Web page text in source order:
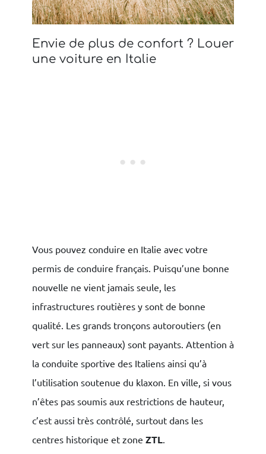
Envie de plus de confort ? Louer
une voiture en Italie
Vous pouvez conduire en Italie avec votre
permis de conduire français. Puisqu’une bonne
nouvelle ne vient jamais seule, les
infrastructures routières y sont de bonne
qualité. Les grands tronçons autoroutiers (en
vert sur les panneaux) sont payants. Attention à
la conduite sportive des Italiens ainsi qu’à
l’utilisation soutenue du klaxon. En ville, si vous
n’êtes pas soumis aux restrictions de hauteur,
c’est aussi très contrôlé, surtout dans les
centres historique et zone ZTL.